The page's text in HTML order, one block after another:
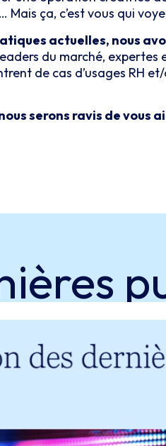
ça, c’est vous qui
actuelles, nous
du marché,
de cas d’usages RH
serons ravis de vous